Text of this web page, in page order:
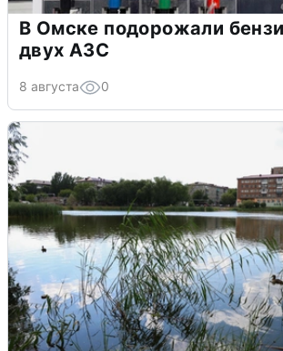
В Омске подорожали
двух АЗС
8 августа 0